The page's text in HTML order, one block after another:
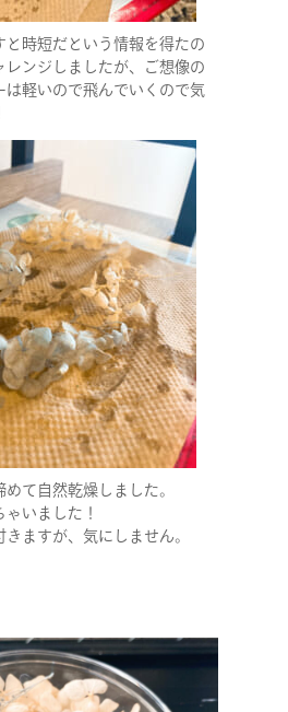
と時短だという情報を得たの
レンジしましたが、ご想像の
は軽いので飛んでいくので気
て自然乾燥しました。
いました！
ますが、気にしません。